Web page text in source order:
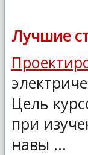
Лучшие
Цель
при
навы ...